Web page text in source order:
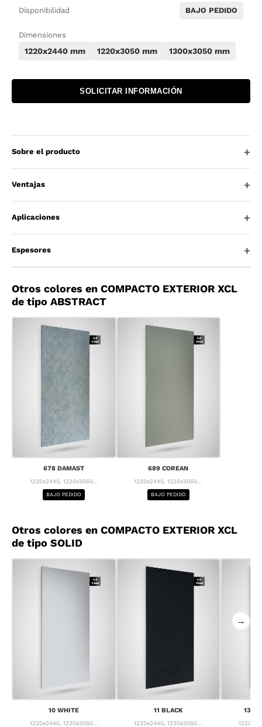
Disponibilidad BAJO PEDIDO
Dimensiones
1220x2440 mm 1220x3050 mm 1300x3050 mm
SOLICITAR INFORMACIÓN
Sobre el producto
Ventajas
Aplicaciones
Espesores
Otros colores en COMPACTO EXTERIOR XCL
de tipo ABSTRACT
678 DAMAST
1220x2440, 1220x3050...
BAJO PEDIDO
689 COREAN
1220x2440, 1220x3050...
BAJO PEDIDO
Otros colores en COMPACTO EXTERIOR XCL
de tipo SOLID
10 WHITE
1220x2440, 1220x3050...
11 BLACK
1220x2440, 1220x3050...
13
→